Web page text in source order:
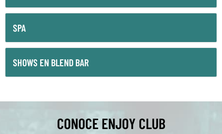
SPA
SHOWS EN BLEND BAR
CONOCE ENJOY CLUB